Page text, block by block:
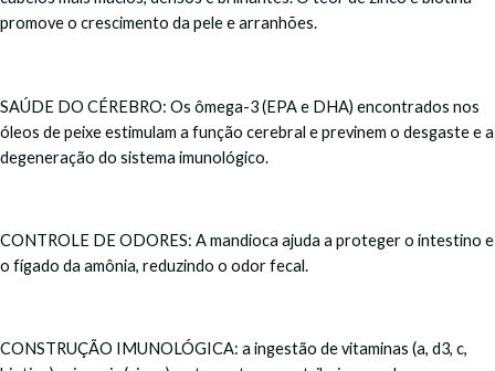
promove o crescimento da pele e arranhões.
SAÚDE DO CÉREBRO: Os ômega-3 (EPA e DHA) encontrados nos
óleos de peixe estimulam a função cerebral e previnem o desgaste e a
degeneração do sistema imunológico.
CONTROLE DE ODORES: A mandioca ajuda a proteger o intestino e
o fígado da amônia, reduzindo o odor fecal.
CONSTRUÇÃO IMUNOLÓGICA: a ingestão de vitaminas (a, d3, c,